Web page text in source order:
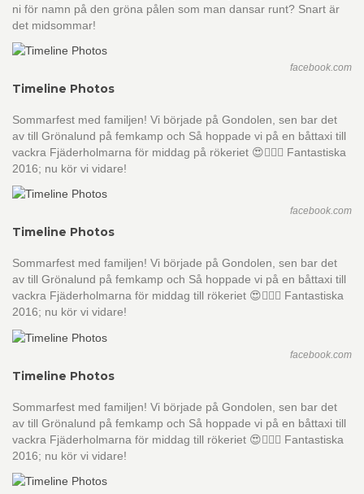
ni för namn på den gröna pålen som man dansar runt? Snart är
det midsommar!
facebook.com
Timeline Photos
Sommarfest med familjen! Vi började på Gondolen, sen bar det
av till Grönalund på femkamp och Så hoppade vi på en båttaxi till
vackra Fjäderholmarna för middag på rökeriet 😍👌🏻🌞 Fantastiska
2016; nu kör vi vidare!
facebook.com
Timeline Photos
Sommarfest med familjen! Vi började på Gondolen, sen bar det
av till Grönalund på femkamp och Så hoppade vi på en båttaxi till
vackra Fjäderholmarna för middag till rökeriet 😍👌🏻🌞 Fantastiska
2016; nu kör vi vidare!
facebook.com
Timeline Photos
Sommarfest med familjen! Vi började på Gondolen, sen bar det
av till Grönalund på femkamp och Så hoppade vi på en båttaxi till
vackra Fjäderholmarna för middag till rökeriet 😍👌🏻🌞 Fantastiska
2016; nu kör vi vidare!